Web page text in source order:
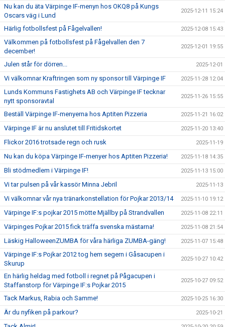
Nu kan du äta Värpinge IF-menyn hos OKQ8 på Kungs
Oscars väg i Lund
2025-12-11 15:24
Härlig fotbollsfest på Fågelvallen! 2025-12-08 15:43
Välkommen på fotbollsfest på Fågelvallen den 7
december!
2025-12-01 19:55
Julen står för dörren... 2025-12-01
Vi välkomnar Kraftringen som ny sponsor till Värpinge IF 2025-11-28 12:04
Lunds Kommuns Fastighets AB och Värpinge IF tecknar
nytt sponsoravtal
2025-11-26 15:55
Beställ Värpinge IF-menyerna hos Aptiten Pizzeria 2025-11-21 16:02
Värpinge IF är nu anslutet till Fritidskortet 2025-11-20 13:40
Flickor 2016 trotsade regn och rusk 2025-11-19
Nu kan du köpa Värpinge IF-menyer hos Aptiten Pizzeria! 2025-11-18 14:35
Bli stödmedlem i Värpinge IF! 2025-11-13 15:00
Vi tar pulsen på vår kassör Minna Jebril 2025-11-13
Vi välkomnar vår nya tränarkonstellation för Pojkar 2013/14 2025-11-10 19:12
Värpinge IF:s pojkar 2015 mötte Mjällby på Strandvallen 2025-11-08 22:11
Värpinges Pojkar 2015 fick träffa svenska mästarna! 2025-11-08 21:54
Läskig HalloweenZUMBA för våra härliga ZUMBA-gäng! 2025-11-07 15:48
Värpinge IF:s Pojkar 2012 tog hem segern i Gåsacupen i
Skurup
2025-10-27 10:42
En härlig heldag med fotboll i regnet på Pågacupen i
Staffanstorp för Värpinge IF:s Pojkar 2015
2025-10-27 09:52
Tack Markus, Rabia och Samme! 2025-10-25 16:30
Är du nyfiken på parkour? 2025-10-21